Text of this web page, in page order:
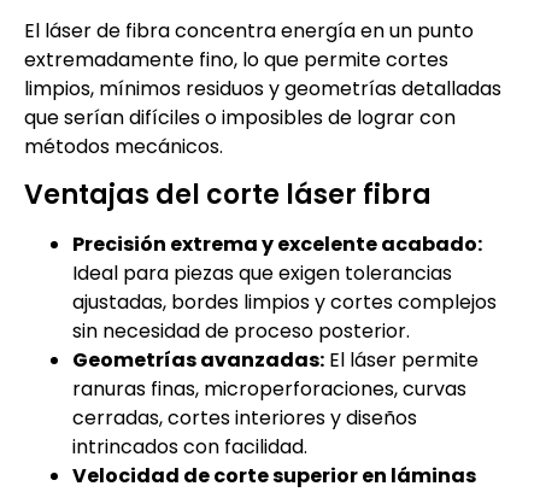
El láser de fibra concentra energía en un punto
extremadamente fino, lo que permite cortes
limpios, mínimos residuos y geometrías detalladas
que serían difíciles o imposibles de lograr con
métodos mecánicos.
Ventajas del corte láser fibra
Precisión extrema y excelente acabado:
Ideal para piezas que exigen tolerancias
ajustadas, bordes limpios y cortes complejos
sin necesidad de proceso posterior.
Geometrías avanzadas: El láser permite
ranuras finas, microperforaciones, curvas
cerradas, cortes interiores y diseños
intrincados con facilidad.
Velocidad de corte superior en láminas